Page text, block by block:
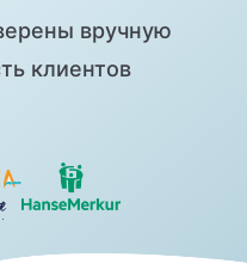
вручную
клиентов